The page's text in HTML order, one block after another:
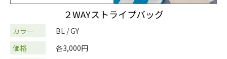
２WAYストライプバッグ
カラー
BL / GY
価格
各3,000円